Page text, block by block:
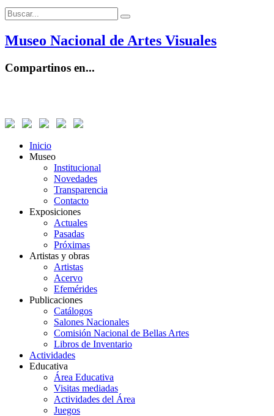
Buscar:
Buscar
Museo Nacional de Artes Visuales
Compartinos en...
Inicio
Museo
Institucional
Novedades
Transparencia
Contacto
Exposiciones
Actuales
Pasadas
Próximas
Artistas y obras
Artistas
Acervo
Efemérides
Publicaciones
Catálogos
Salones Nacionales
Comisión Nacional de Bellas Artes
Libros de Inventario
Actividades
Educativa
Área Educativa
Visitas mediadas
Actividades del Área
Juegos